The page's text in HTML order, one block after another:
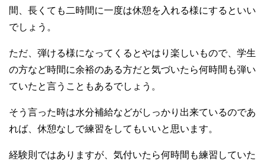
間、長くても二時間に一度は休憩を入れる様にするといい
でしょう。
ただ、弾ける様になってくるとやはり楽しいもので、学生
の方など時間に余裕のある方だと気づいたら何時間も弾い
ていたと言うこともあるでしょう。
そう言った時は水分補給などがしっかり出来ているのであ
れば、休憩なしで練習をしてもいいと思います。
経験則ではありますが、気付いたら何時間も練習していた